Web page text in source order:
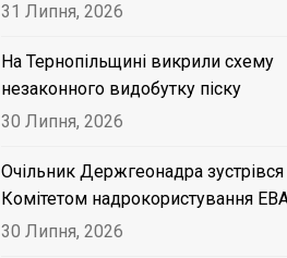
31 Липня, 2026
На Тернопільщині викрили схему
незаконного видобутку піску
30 Липня, 2026
Очільник Держгеонадра зустрівся
Комітетом надрокористування
30 Липня, 2026